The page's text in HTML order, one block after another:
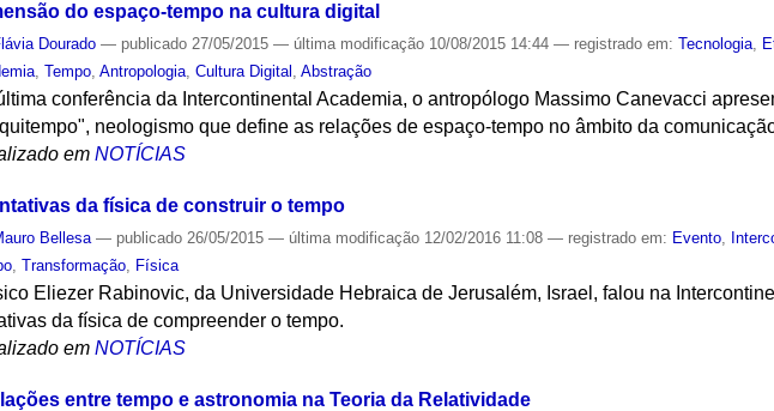
do espaço-tempo na cultura digital
Dourado — publicado 27/05/2015— última modificação 10/08/2015 14:44— registrado em:Tecnologia,
,Tempo,Antropologia,Cultura Digital ,Abstração
conferência da Intercontinental Academia, o antropólogo Massimo Canevacci
neologismo que define as relações de espaço-tempo no âmbito da
em NOTÍCIAS
da física de construir o tempo
Bellesa — publicado 26/05/2015— última modificação 12/02/2016 11:08— registrado em: Evento,
,Transformação, Física
Eliezer Rabinovic, da Universidade Hebraica de Jerusalém, Israel, falou na
da física de compreender o tempo.
em NOTÍCIAS
entre tempo e astronomia na Teoria da Relatividade